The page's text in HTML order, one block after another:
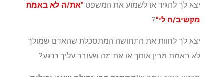
יצא לך להגיד או לשמוע את המשפט "את/ה לא באמת
מקשיב/ה לי"?
יצא לך לחוות את התחושה המתסכלת שהאדם שמולך
לא באמת מבין אותך או את מה שעובר עליך כרגע?